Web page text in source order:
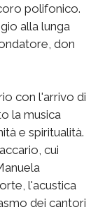
polifonico.
alla lunga
don
con l'arrivo di
la musica
e spiritualità.
cui
l'acustica
dei cantori